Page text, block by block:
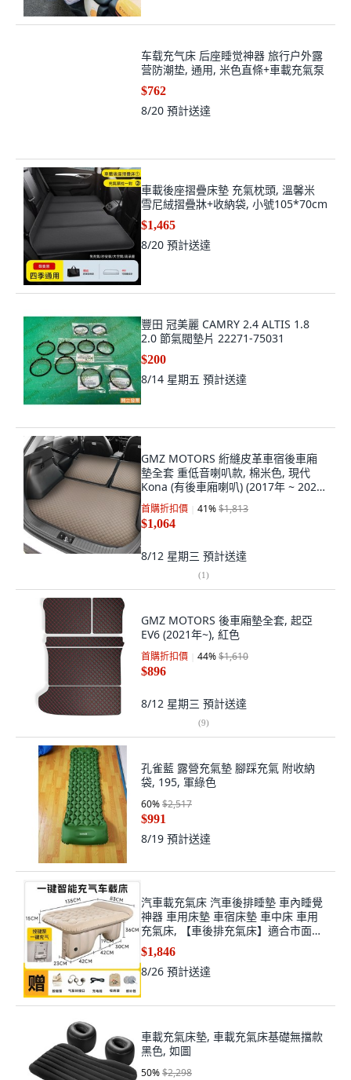
车载充气床 后座睡觉神器 旅行户外露
营防潮垫, 通用, 米色直條+車載充氣泵
$762
8/20 預計送達
車載後座摺疊床墊 充氣枕頭, 溫馨米
雪尼絨摺疊牀+收納袋, 小號105*70cm
$1,465
8/20 預計送達
豐田 冠美麗 CAMRY 2.4 ALTIS 1.8
2.0 節氣閥墊片 22271-75031
$200
8/14 星期五 預計送達
GMZ MOTORS 絎縫皮革車宿後車廂
墊全套 重低音喇叭款, 棉米色, 現代
Kona (有後車廂喇叭) (2017年 ~ 2023
年)
首購折扣價 41%$1,813
$1,064
8/12 星期三 預計送達
(1)
GMZ MOTORS 後車廂墊全套, 起亞
EV6 (2021年~), 紅色
首購折扣價 44%$1,610
$896
8/12 星期三 預計送達
(9)
孔雀藍 露營充氣墊 腳踩充氣 附收納
袋, 195, 軍綠色
60%$2,517
$991
8/19 預計送達
汽車載充氣床 汽車後排睡墊 車內睡覺
神器 車用床墊 車宿床墊 車中床 車用
充氣床, 【車後排充氣床】適合市面上
99%的車型,兩款氣泵使用方法
$1,846
8/26 預計送達
車載充氣床墊, 車載充氣床基礎無擋款
黑色, 如圖
50%$2,298